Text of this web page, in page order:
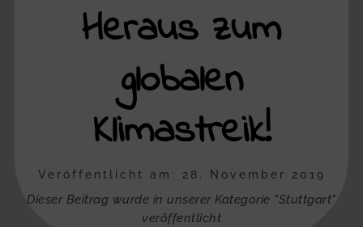
Heraus zum
globalen
Klimastreik!
Veröffentlicht am: 28. November 2019
Dieser Beitrag wurde in unserer Kategorie "Stuttgart"
veröffentlicht